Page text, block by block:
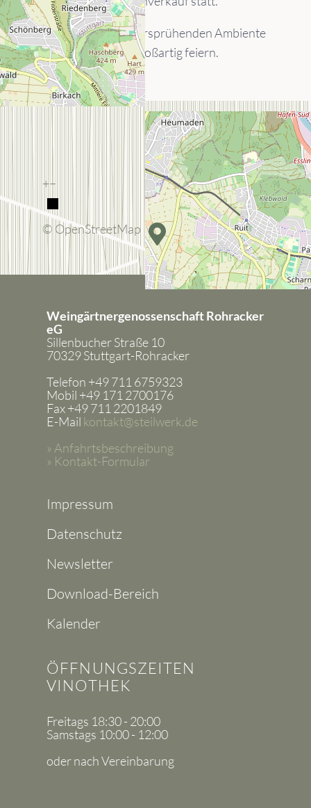
+−
© OpenStreetMap
In dem Tradition versprühenden Ambiente
lässt es sich auch großartig feiern.
Weingärtnergenossenschaft Rohracker
eG
Sillenbucher Straße 10
70329 Stuttgart-Rohracker
Telefon +49 711 6759323
Mobil +49 171 2700176
Fax +49 711 2201849
E-Mail kontakt@steilwerk.de
» Anfahrtsbeschreibung
» Kontakt-Formular
Impressum
Datenschutz
Newsletter
Download-Bereich
Kalender
ÖFFNUNGSZEITEN
VINOTHEK
Freitags 18:30 - 20:00
Samstags 10:00 - 12:00
oder nach Vereinbarung